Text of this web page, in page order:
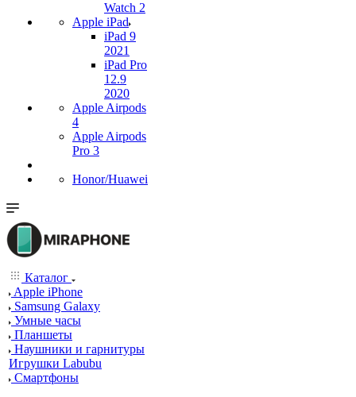
Watch 2
Apple iPad
iPad 9
2021
iPad Pro
12.9
2020
Apple Airpods
4
Apple Airpods
Pro 3
Honor/Huawei
Каталог
Apple iPhone
Samsung Galaxy
Умные часы
Планшеты
Наушники и гарнитуры
Игрушки Labubu
Смартфоны